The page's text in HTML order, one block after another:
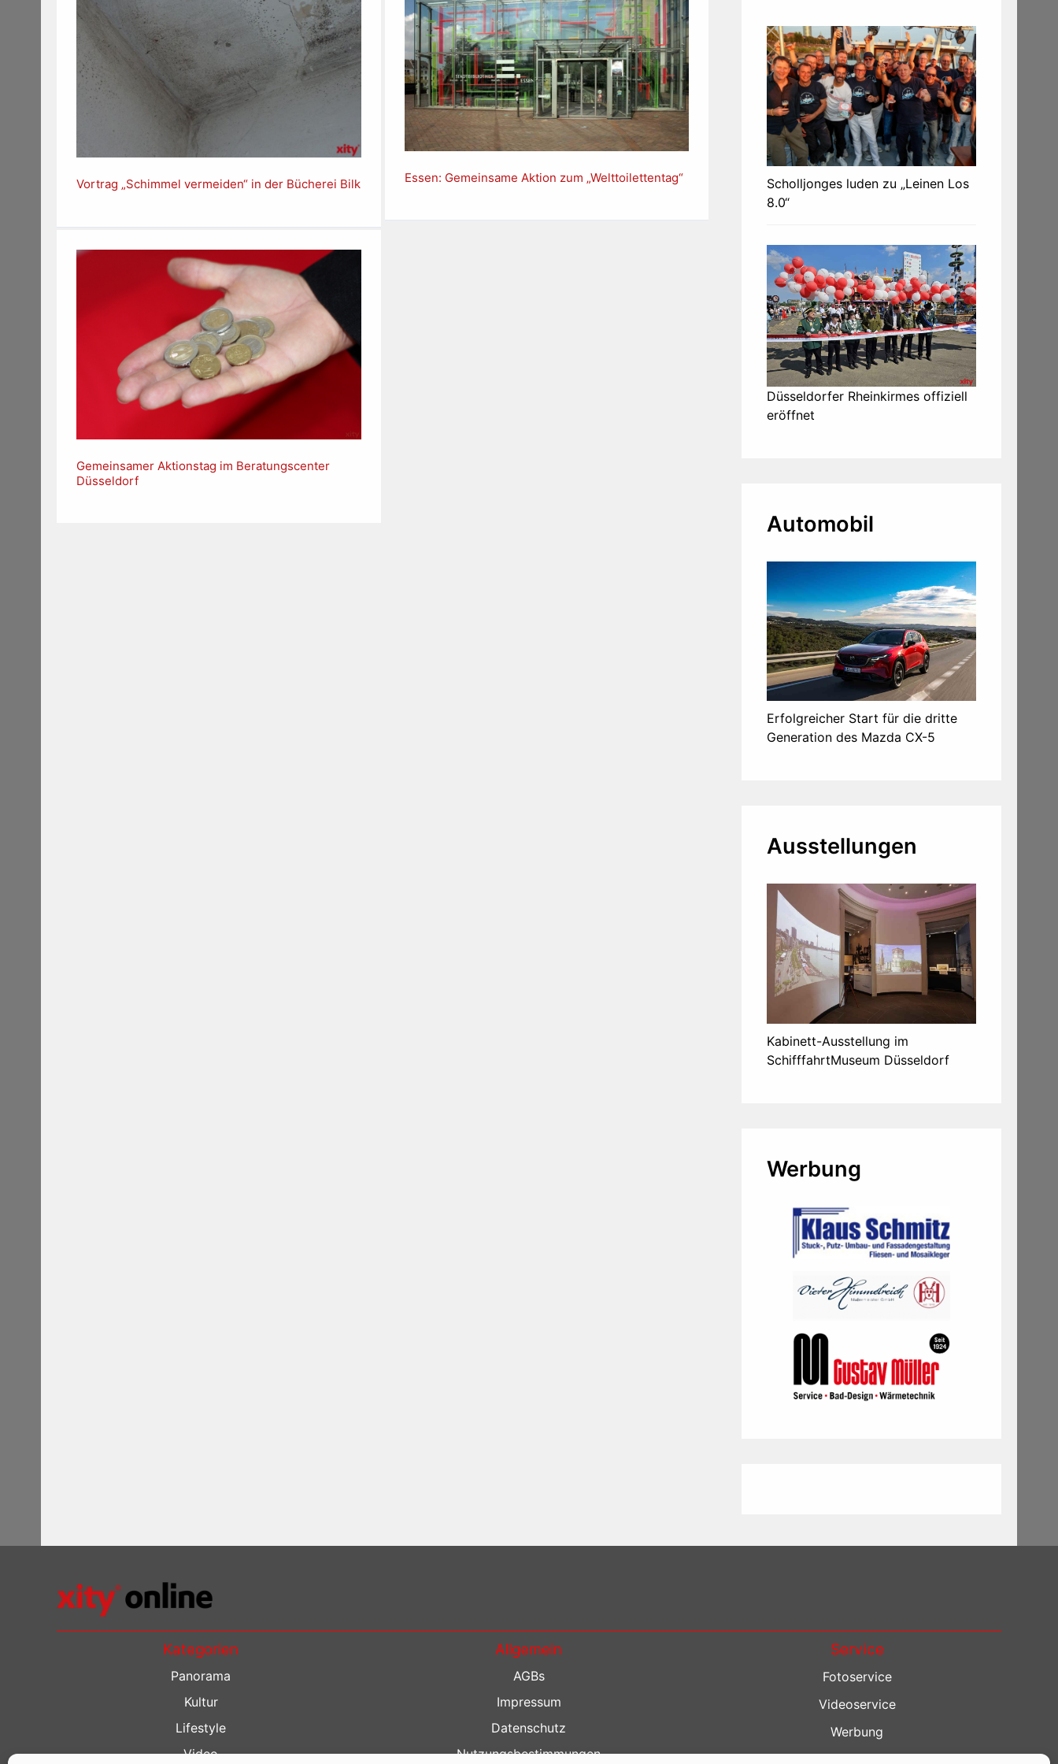
Vortrag „Schimmel vermeiden“ in der Bücherei Bilk Essen: Gemeinsame Aktion zum „Welttoilettentag“
Gemeinsamer Aktionstag im Beratungscenter
Düsseldorf
Scholljonges luden zu „Leinen Los
8.0“
Düsseldorfer Rheinkirmes offiziell
eröffnet
Automobil
Erfolgreicher Start für die dritte
Generation des Mazda CX-5
Ausstellungen
Kabinett-Ausstellung im
SchifffahrtMuseum Düsseldorf
Werbung
Kategorien
Panorama
Kultur
Lifestyle
Video
Allgemein
AGBs
Impressum
Datenschutz
Nutzungsbestimmungen
Service
Fotoservice
Videoservice
Werbung